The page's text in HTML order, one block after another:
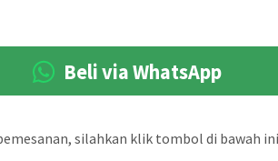
Beli via WhatsApp
silahkan klik tombol di bawah